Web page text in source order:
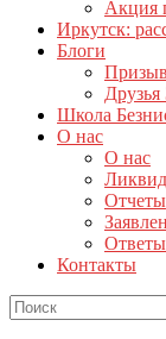
Акция
Иркутск:
Блоги
Школа
О нас
О нас
Отчеты
Контакты